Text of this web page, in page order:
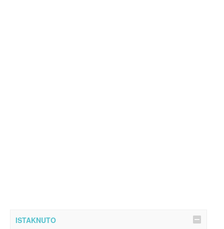
ISTAKNUTO